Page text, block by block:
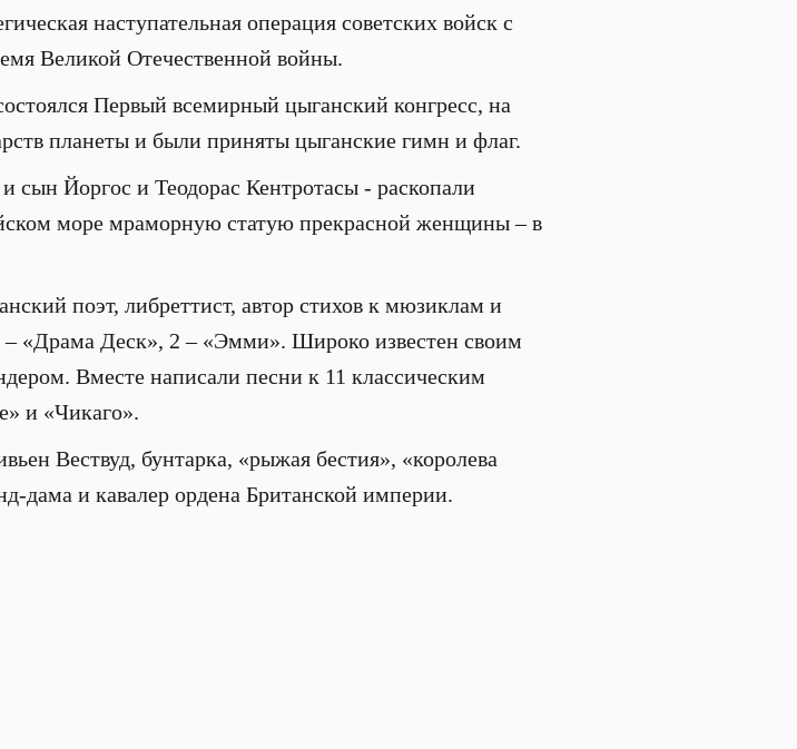
наступательная операция советских войск с
Великой Отечественной войны.
Первый всемирный цыганский конгресс, на
планеты и были приняты цыганские гимн и флаг.
сын Йоргос и Теодорас Кентротасы - раскопали
море мраморную статую прекрасной женщины – в
поэт, либреттист, автор стихов к мюзиклам и
«Драма Деск», 2 – «Эмми». Широко известен своим
Вместе написали песни к 11 классическим
и «Чикаго».
Вествуд, бунтарка, «рыжая бестия», «королева
дама и кавалер ордена Британской империи.